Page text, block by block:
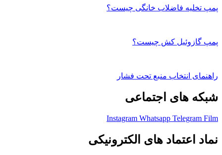
پمپ تخلیه فاضلاب خانگی چیست؟
پمپ گازوئیل کش چیست؟
راهنمای انتخاب منبع تحت فشار
شبکه های اجتماعی
Instagram Whatsapp Telegram Film
نماد اعتماد های الکترونیکی